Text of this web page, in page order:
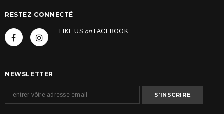
RESTEZ CONNECTÉ
LIKE US on FACEBOOK
NEWSLETTER